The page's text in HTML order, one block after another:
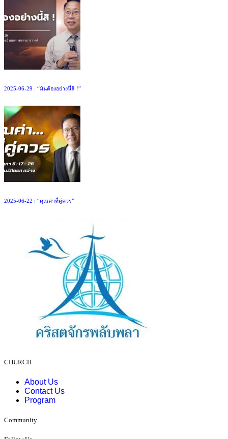
2025-06-29 : “มันต้องอย่างนี้สิ !”
2025-06-22 : “คุณค่าที่คู่ควร”
CHURCH
About Us
Contact Us
Program
Community